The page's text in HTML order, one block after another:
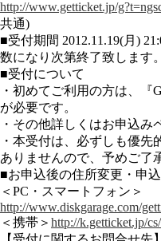
http://www.getticket.jp/
共通)
■受付期間 2012.11.19(月)
数になり次第終了致します。
■受付について
・初めてご利用の方は、
が必要です。
・その他詳しくはお申込み
・本受付は、必ずしも優
ありませんので、予めご了
■お申込後の住所変更・申
＜PC・スマートフォン＞
http://www.diskgarage.com/
＜携帯＞ http://k.getticket.jp/cs/